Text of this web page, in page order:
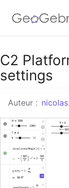
Google
C2
settings
Auteur :